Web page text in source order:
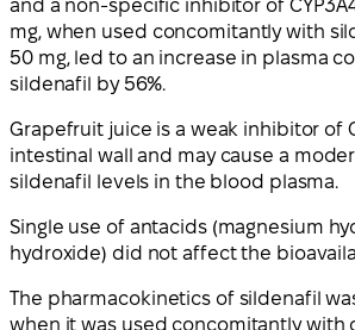
and a non-specific inhibitor of
mg, when used concomitantly with
50 mg, led to an increase in plasma
sildenafil by 56%.
Grapefruit juice is a weak inhibitor of
intestinal wall and may cause a
sildenafil levels in the blood plasma.
Single use of antacids (magnesium
hydroxide) did not affect the
The pharmacokinetics of sildenafil
when it was used concomitantly with